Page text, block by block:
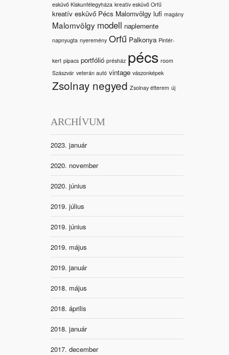
esküvő Kiskunfélegyháza kreatív esküvő Orfű
kreatív esküvő Pécs Malomvölgy lufi magány
Malomvölgy modell naplemente
napnyugta nyeremény Orfű Palkonya Pintér-
kert pipacs portfólió présház pécs room
Szászvár veterán autó vintage vászonképek
Zsolnay negyed Zsolnay étterem új
ARCHÍVUM
2023. január
2020. november
2020. június
2019. július
2019. június
2019. május
2019. január
2018. május
2018. április
2018. január
2017. december